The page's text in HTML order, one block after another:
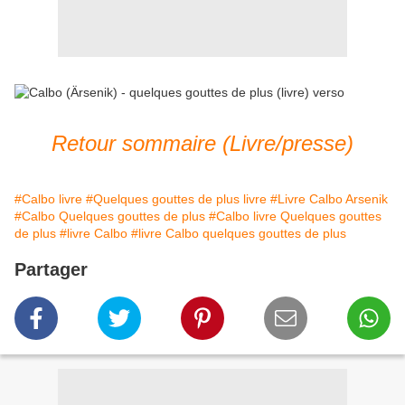
Retour sommaire (Livre/presse)
#Calbo livre #Quelques gouttes de plus livre #Livre Calbo Arsenik
#Calbo Quelques gouttes de plus #Calbo livre Quelques gouttes
de plus #livre Calbo #livre Calbo quelques gouttes de plus
Partager